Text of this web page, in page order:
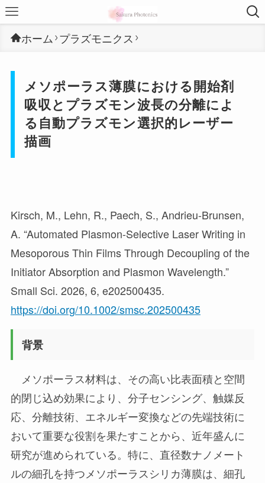
ホーム プラズモニクス
メソポーラス薄膜における開始剤
吸収とプラズモン波長の分離によ
る自動プラズモン選択的レーザー
描画
Kirsch, M., Lehn, R., Paech, S., Andrieu-Brunsen,
A. “Automated Plasmon-Selective Laser Writing in
Mesoporous Thin Films Through Decoupling of the
Initiator Absorption and Plasmon Wavelength.”
Small Sci. 2026, 6, e202500435.
https://doi.org/10.1002/smsc.202500435
背景
メソポーラス材料は、その高い比表面積と空間
的閉じ込め効果により、分子センシング、触媒反
応、分離技術、エネルギー変換などの先端技術に
おいて重要な役割を果たすことから、近年盛んに
研究が進められている。特に、直径数ナノメート
ルの細孔を持つメソポーラスシリカ薄膜は、細孔